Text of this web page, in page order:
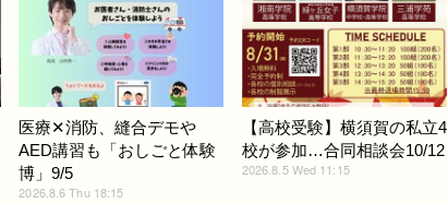
医療✕消防、縫合デモや
AED講習も「おしごと体験
博」9/5
2026.8.6 Thu 18:15
【高校受験】横須賀の私立4
校が参加…合同相談会10/12
2026.8.5 Wed 11:15